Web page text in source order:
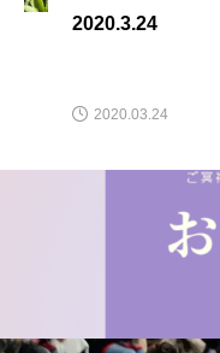
2020.3.24
2020.03.24